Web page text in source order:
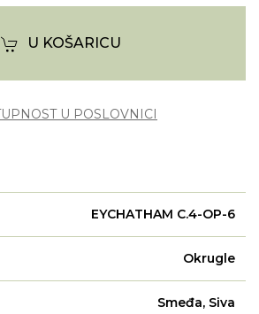
U KOŠARICU
U POSLOVNICI
EYCHATHAM C.4-OP-6
Okrugle
Smeđa, Siva